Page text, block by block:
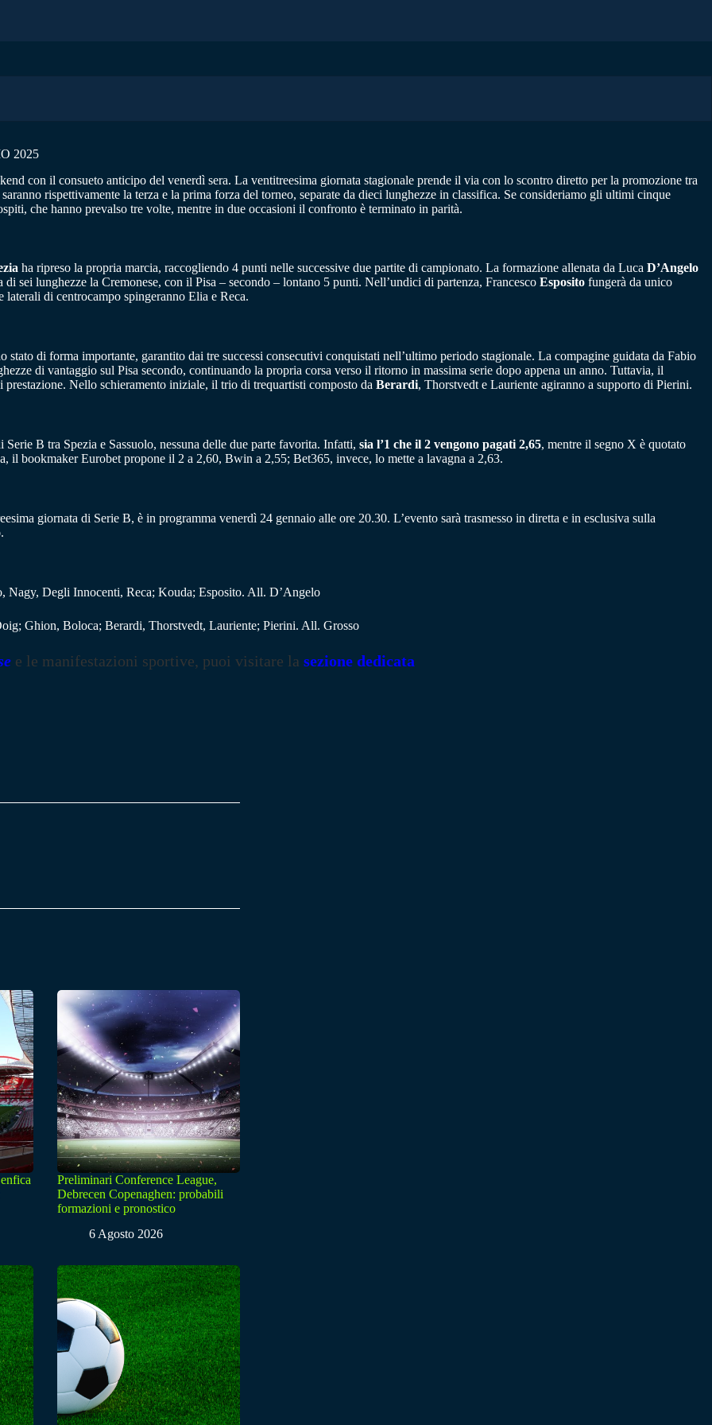
2025
con il consueto anticipo del venerdì sera. La ventitreesima giornata stagionale prende il via con lo scontro diretto per la promozione tra
rispettivamente la terza e la prima forza del torneo, separate da dieci lunghezze in classifica. Se consideriamo gli ultimi cinque
che hanno prevalso tre volte, mentre in due occasioni il confronto è terminato in parità.
ha ripreso la propria marcia, raccogliendo 4 punti nelle successive due partite di campionato. La formazione allenata da Luca D’Angelo
sei lunghezze la Cremonese, con il Pisa – secondo – lontano 5 punti. Nell’undici di partenza, Francesco Esposito fungerà da unico
di centrocampo spingeranno Elia e Reca.
stato di forma importante, garantito dai tre successi consecutivi conquistati nell’ultimo periodo stagionale. La compagine guidata da Fabio
di vantaggio sul Pisa secondo, continuando la propria corsa verso il ritorno in massima serie dopo appena un anno. Tuttavia, il
Nello schieramento iniziale, il trio di trequartisti composto da Berardi, Thorstvedt e Lauriente agiranno a supporto di Pierini.
Serie B tra Spezia e Sassuolo, nessuna delle due parte favorita. Infatti, sia l’1 che il 2 vengono pagati 2,65, mentre il segno X è quotato
il bookmaker Eurobet propone il 2 a 2,60, Bwin a 2,55; Bet365, invece, lo mette a lavagna a 2,63.
giornata di Serie B, è in programma venerdì 24 gennaio alle ore 20.30. L’evento sarà trasmesso in diretta e in esclusiva sulla
Degli Innocenti, Reca; Kouda; Esposito. All. D’Angelo
Ghion, Boloca; Berardi, Thorstvedt, Lauriente; Pierini. All. Grosso
e le manifestazioni sportive, puoi visitare la sezione dedicata
Preliminari Conference League,
Debrecen Copenaghen: probabili
formazioni e pronostico
6 Agosto 2026